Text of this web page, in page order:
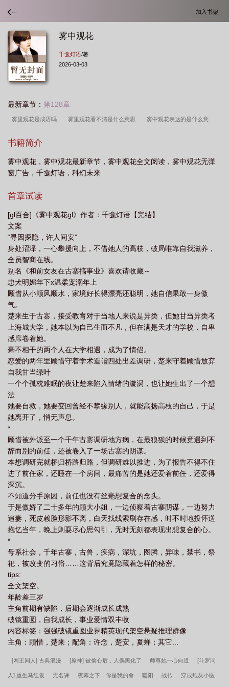
加入书架
雾中观花
千龛灯语/著
2026-03-03
最新章节： 第128章
雾里观花是成语吗 雾里观花看不清是什么意思 雾中观花表达的是什么意
么生肖 歌曲雾中看花
望月啥意思 雾里看花水中月 雾中赏花感悟 雾中观花Gl 雾中观花千龛灯
语 雾里观花 雾中花图片
书籍简介
雾中观花，雾中观花最新章节，雾中观花全文阅读，雾中观花无弹
窗广告，千龛灯语，科幻未来
首章试读
[gl百合]《雾中观花gl》作者：千龛灯语【完结】
文案
“寻因探隐，许人间安”
身处沼泽，一心攀援向上，不借她人的高枝，破局唯靠自我滋养，
全员智商在线。
别名《和前女友在古寨搞事业》喜欢请收藏～
忠犬明媚年下x温柔宠溺年上
顾惜从小顺风顺水，家境好长得漂亮还聪明，她自信果敢一身傲
气。
楚来生于古寨，接受教育对于当地人来说是异类，但她甘当异类考
上海城大学，她本以为自己生而不凡，但在满是天才的学校，自卑
感席卷着她。
毫不相干的两个人在大学相遇，成为了情侣。
恋爱的两年里顾惜守着学术造诣四处出差调研，楚来守着顾惜放弃
自我甘当绿叶
一个个孤枕难眠的夜让楚来陷入情绪的漩涡，也让她生出了一个想
法
她要自救，她要变回曾经不攀缘别人，就能高扬高枝的自己，于是
她离开了，悄无声息。
*
顾惜被外派至一个千年古寨调研地方病，在最狼狈的时候竟遇到不
辞而别的前任，还被卷入了一场古寨的阴谋。
本想调研完就桥归桥路归路，但调研难以推进，为了报告不得不住
进了前任家，还睡在一个房间，最痛苦的是她还爱着前任，还爱得
深沉。
不知道分手原因，前任也没有丝毫想复合的念头。
于是傲娇了二十多年的顾大小姐，一边侦察着古寨阴谋，一边努力
追妻，死皮赖脸形影不离，白天找线索刷存在感，时不时地投怀送
抱忆当年，晚上则耍尽心思勾引，无时无刻都表现出想复合的心。
*
母系社会，千年古寨，古兽，疾病，深坑，图腾，异味，禁书，祭
祀，被改变的习俗……这背后究竟隐藏着怎样的秘密。
tips:
全文架空。
年龄差三岁
主角前期有缺陷，后期会逐渐成长成熟
破镜重圆，自我成长，事业爱情双丰收
内容标签：强强破镜重圆业界精英现代架空悬疑推理群像
主角：顾惜，楚来；配角：许念，楚安，夏蝉；其它...
[网王同人] 古典浪漫 [原神] 被偷心后，人偶黑化了 师尊她一心向道 [斗罗同
人] 重生马红俊 无名诔 夜幕之下，你是我的命 暖阳 战传 穿成炮灰小医